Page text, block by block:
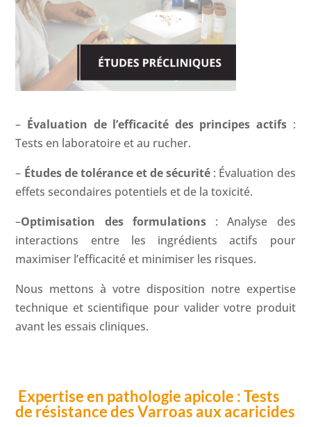
– Évaluation de l’efficacité des principes actifs :
Tests en laboratoire et au rucher.
– Études de tolérance et de sécurité : Évaluation des
effets secondaires potentiels et de la toxicité.
–Optimisation des formulations: Analyse des
interactions entre les ingrédients actifs pour
maximiser l’efficacité et minimiser les risques.
Nous mettons à votre disposition notre expertise
technique et scientifique pour valider votre produit
avant les essais cliniques.
Expertise en pathologie apicole : Tests
de résistance des Varroas aux acaricides